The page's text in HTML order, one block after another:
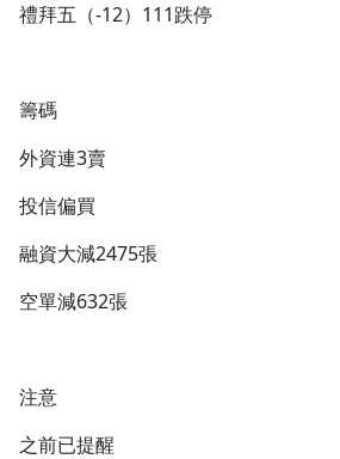
禮拜五（-12）111跌停
籌碼
外資連3賣
投信偏買
融資大減2475張
空單減632張
注意
之前已提醒